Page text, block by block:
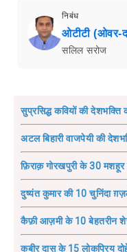
निबंध
ओटीटी (ओवर-
सलिल सरोज
सुप्रसिद्ध कवियों की देशभक्ति
अटल बिहारी वाजपेयी की
फ़िराक़ गोरखपुरी के 30
दुष्यंत कुमार की 10 चुनिंदा
कैफ़ी आज़मी के 10 बेहतरीन
कबीर दास के 15 लोकप्रिय